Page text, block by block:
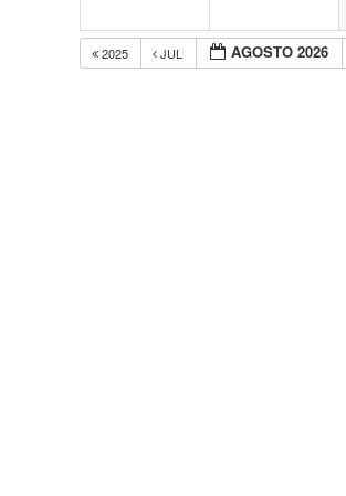
2025 JUL AGOSTO 2026